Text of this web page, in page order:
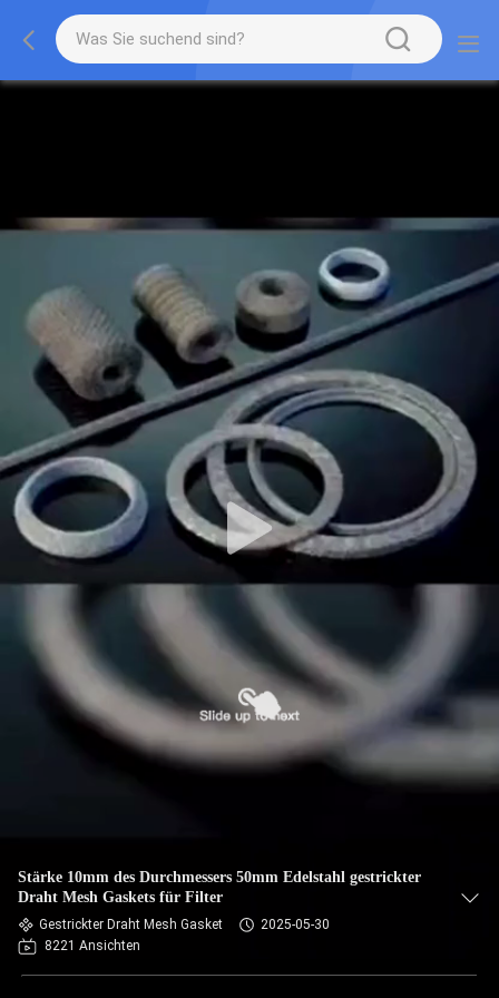
Stärke 10mm des Durchmessers 50mm Edelstahl gestrickter
Draht Mesh Gaskets für Filter
Gestrickter Draht Mesh Gasket
2025-05-30
8221 Ansichten